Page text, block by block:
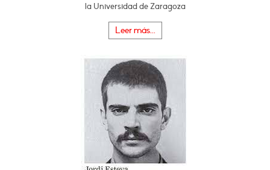
la Universidad de Zaragoza
Leer más...